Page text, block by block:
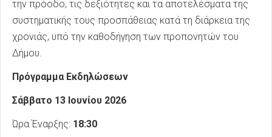
την πρόοδο, τις δεξιότητες και τα αποτελέσματα της
συστηματικής τους προσπάθειας κατά τη διάρκεια της
χρονιάς, υπό την καθοδήγηση των προπονητών του
Δήμου.
Πρόγραμμα Εκδηλώσεων
Σάββατο 13 Ιουνίου 2026
Ώρα Έναρξης: 18:30